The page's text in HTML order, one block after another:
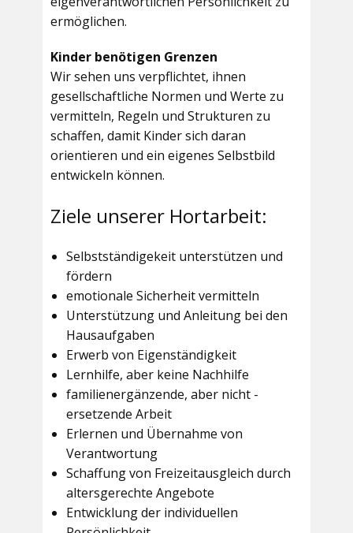
ermöglichen.
Kinder benötigen Grenzen
Wir sehen uns verpflichtet, ihnen
gesellschaftliche Normen und Werte zu
vermitteln, Regeln und Strukturen zu
schaffen, damit Kinder sich daran
orientieren und ein eigenes Selbstbild
entwickeln können.
Ziele unserer Hortarbeit:
Selbstständigekeit unterstützen und
fördern
emotionale Sicherheit vermitteln
Unterstützung und Anleitung bei den
Hausaufgaben
Erwerb von Eigenständigkeit
Lernhilfe, aber keine Nachhilfe
familienergänzende, aber nicht -
ersetzende Arbeit
Erlernen und Übernahme von
Verantwortung
Schaffung von Freizeitausgleich durch
altersgerechte Angebote
Entwicklung der individuellen